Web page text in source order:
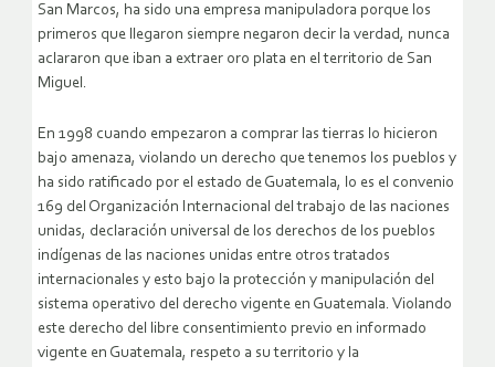
San Marcos, ha sido una empresa manipuladora porque los
primeros que llegaron siempre negaron decir la verdad, nunca
aclararon que iban a extraer oro plata en el territorio de San
Miguel.
En 1998 cuando empezaron a comprar las tierras lo hicieron
bajo amenaza, violando un derecho que tenemos los pueblos y
ha sido ratificado por el estado de Guatemala, lo es el convenio
169 del Organización Internacional del trabajo de las naciones
unidas, declaración universal de los derechos de los pueblos
indígenas de las naciones unidas entre otros tratados
internacionales y esto bajo la protección y manipulación del
sistema operativo del derecho vigente en Guatemala. Violando
este derecho del libre consentimiento previo en informado
vigente en Guatemala, respeto a su territorio y la